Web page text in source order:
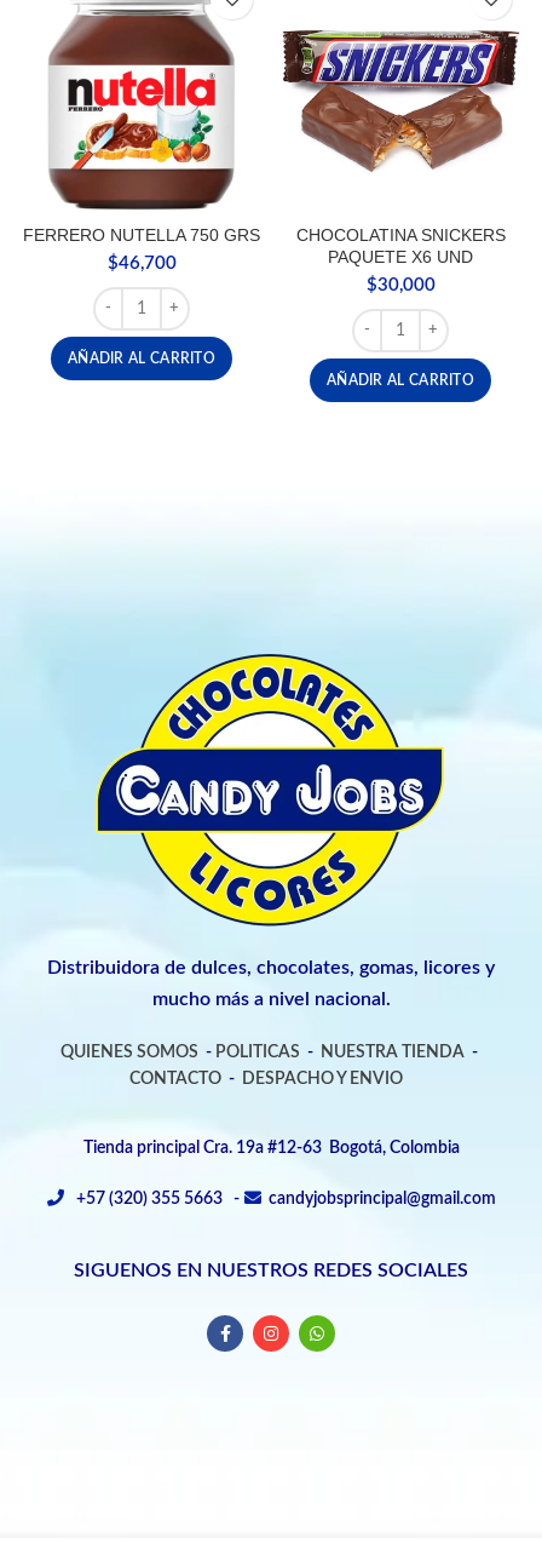
FERRERO NUTELLA 750 GRS
$46,700
FERRERO NUTELLA 750 GRS cantidad
AÑADIR AL CARRITO
CHOCOLATINA SNICKERS
PAQUETE X6 UND
$30,000
CHOCOLATINA
AÑADIR AL CARRITO
Distribuidora de dulces, chocolates, gomas, licores y
mucho más a nivel nacional.
QUIENES SOMOS - POLITICAS - NUESTRA TIENDA -
CONTACTO- DESPACHO Y ENVIO
Tienda principal Cra. 19a #12-63 Bogotá, Colombia
+57 (320) 355 5663 - candyjobsprincipal@gmail.com
SIGUENOS EN NUESTROS REDES SOCIALES